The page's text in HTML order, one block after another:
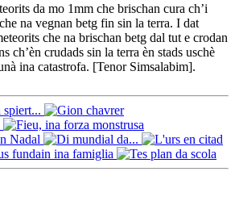
da mo 1mm che brischan cura ch’i
na vegnan betg fin sin la terra. I dat
che na brischan betg dal tut e crodan
ch’èn crudads sin la terra èn stads uschè
ina catastrofa. [Tenor Simsalabim].